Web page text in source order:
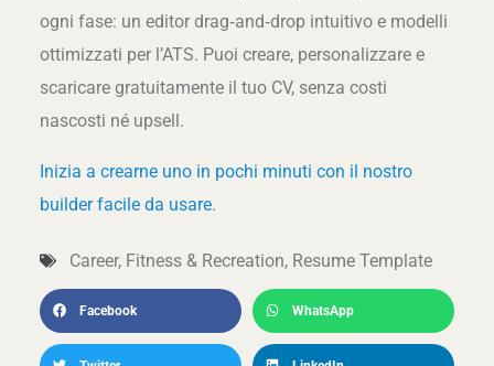
ogni fase: un editor drag‑and‑drop intuitivo e modelli
ottimizzati per l’ATS. Puoi creare, personalizzare e
scaricare gratuitamente il tuo CV, senza costi
nascosti né upsell.
Inizia a crearne uno in pochi minuti con il nostro
builder facile da usare.
Career, Fitness & Recreation, Resume Template
Facebook WhatsApp